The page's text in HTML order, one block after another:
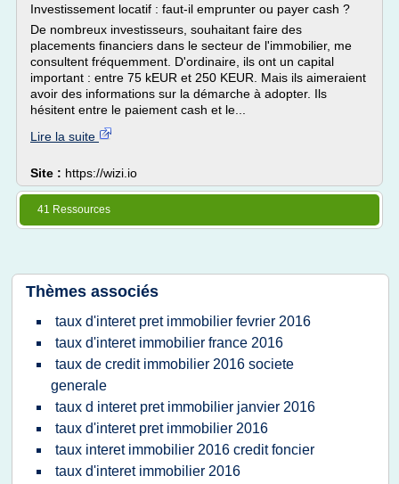
Investissement locatif : faut-il emprunter ou payer cash ?
De nombreux investisseurs, souhaitant faire des
placements financiers dans le secteur de l'immobilier, me
consultent fréquemment. D'ordinaire, ils ont un capital
important : entre 75 kEUR et 250 KEUR. Mais ils aimeraient
avoir des informations sur la démarche à adopter. Ils
hésitent entre le paiement cash et le...
Lire la suite
Site : https://wizi.io
41 Ressources
Thèmes associés
taux d'interet pret immobilier fevrier 2016
taux d'interet immobilier france 2016
taux de credit immobilier 2016 societe
generale
taux d interet pret immobilier janvier 2016
taux d'interet pret immobilier 2016
taux interet immobilier 2016 credit foncier
taux d'interet immobilier 2016